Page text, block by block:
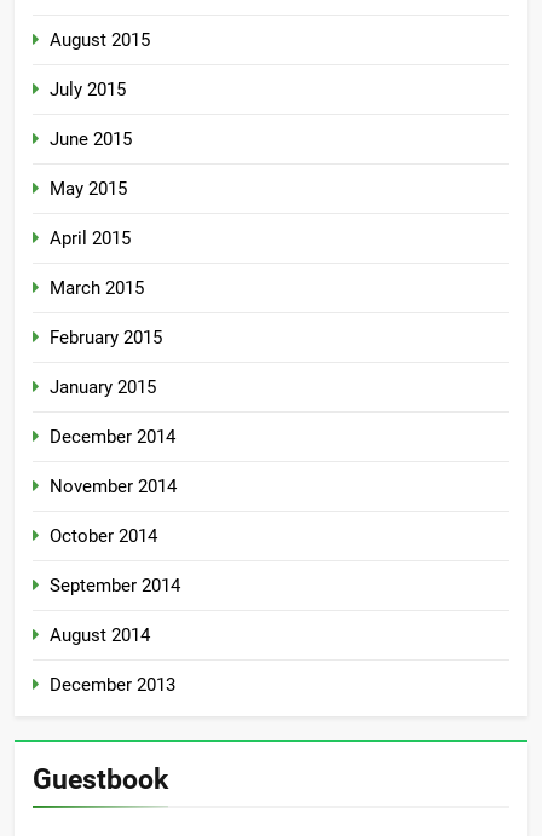
August 2015
July 2015
June 2015
May 2015
April 2015
March 2015
February 2015
January 2015
December 2014
November 2014
October 2014
September 2014
August 2014
December 2013
Guestbook